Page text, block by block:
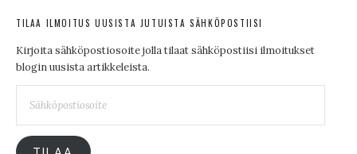
TILAA ILMOITUS UUSISTA JUTUISTA SÄHKÖPOSTIISI
Kirjoita sähköpostiosoite jolla tilaat sähköpostiisi ilmoitukset
blogin uusista artikkeleista.